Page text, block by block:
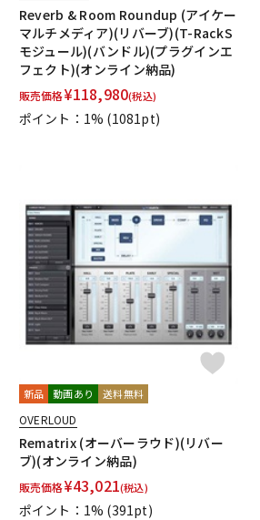
RELAB Development FREQPORT Glorious
Reverb & Room Roundup (アイケー
マルチメディア)(リバーブ)(T-RackS
モジュール)(バンドル)(プラグインエ
フェクト)(オンライン納品)
販売価格¥118,980(税込)
ポイント：1% (1081pt)
新品 動画あり 送料無料
OVERLOUD
Rematrix (オーバーラウド)(リバー
ブ)(オンライン納品)
販売価格¥43,021(税込)
ポイント：1% (391pt)